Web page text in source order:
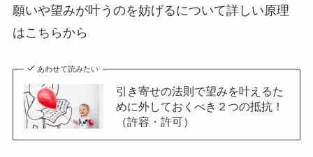
願いや望みが叶うのを妨げるについて詳しい原理
はこちらから
あわせて読みたい
引き寄せの法則で望みを叶えるた
めに外しておくべき２つの抵抗！
（許容・許可）